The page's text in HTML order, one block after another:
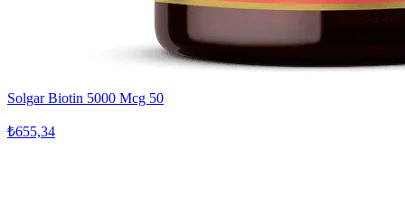
Solgar Biotin 5000 Mcg 50
₺655,34